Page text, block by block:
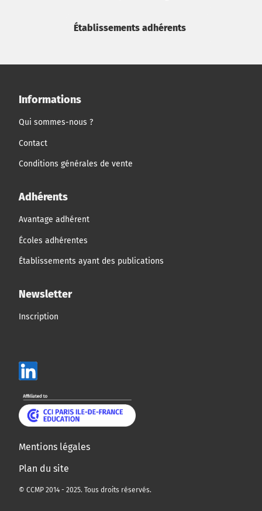
Établissements adhérents
Informations
Qui sommes-nous ?
Contact
Conditions générales de vente
Adhérents
Avantage adhérent
Écoles adhérentes
Établissements ayant des publications
Newsletter
Inscription
Mentions légales
Plan du site
© CCMP 2014 - 2025. Tous droits réservés.